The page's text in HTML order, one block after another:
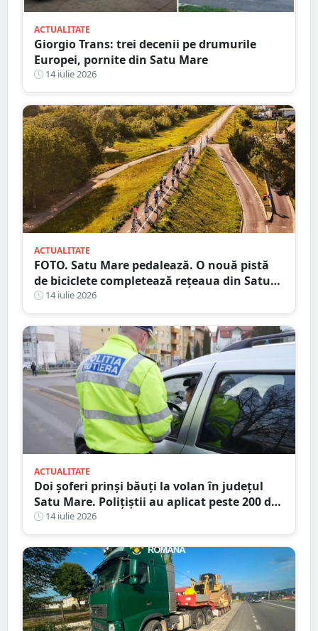
ACTUALITATE
Giorgio Trans: trei decenii pe drumurile
Europei, pornite din Satu Mare
14 iulie 2026
ACTUALITATE
FOTO. Satu Mare pedalează. O nouă pistă
de biciclete completează rețeaua din Satu
Mare
14 iulie 2026
ACTUALITATE
Doi șoferi prinși băuți la volan în județul
Satu Mare. Polițiștii au aplicat peste 200 de
amenzi într-o singură zi
14 iulie 2026